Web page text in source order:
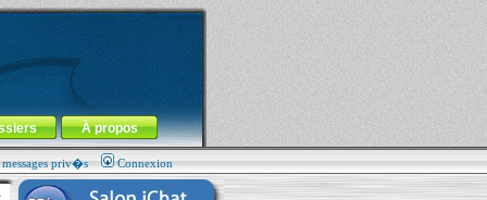
À propos
priv�s Connexion